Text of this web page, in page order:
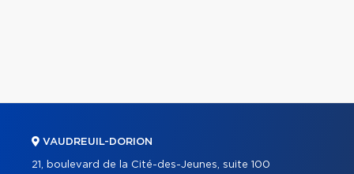
VAUDREUIL-DORION
21, boulevard de la Cité-des-Jeunes, suite 100